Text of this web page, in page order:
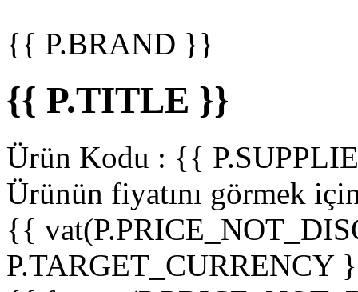
{{ P.BRAND }}
{{ P.TITLE }}
Ürün Kodu : {{
Ürünün fiyatını görmek
{{
P.TARGET_CURRENCY